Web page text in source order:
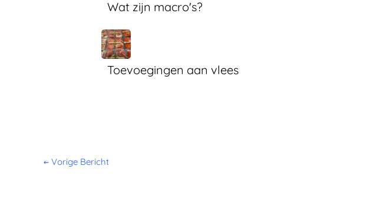
Wat zijn macro's?
Toevoegingen aan vlees
← Vorige Bericht